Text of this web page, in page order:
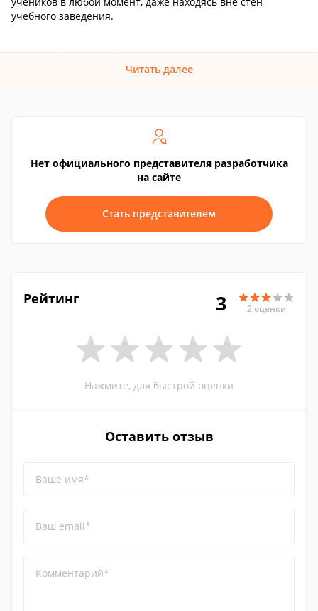
учебного заведения.
Читать далее
Нет официального представителя разработчика
на сайте
Стать представителем
Рейтинг 3 2 оценки
Нажмите, для быстрой оценки
Оставить отзыв
Ваше имя*
Ваш email*
Комментарий*